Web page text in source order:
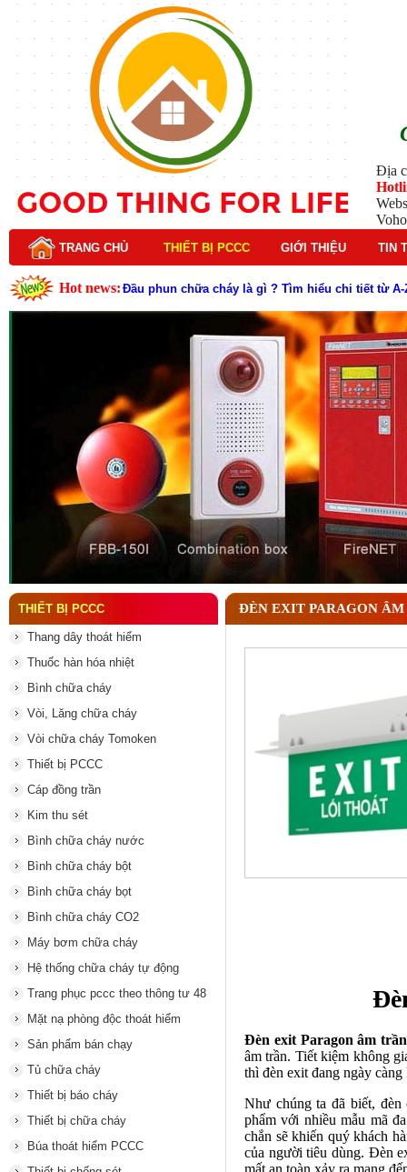
Địa
TRANG CHỦ THIẾT BỊ PCCC GIỚI THIỆU TIN
Hot news: Lý do nên chọn hệ thống báo cháy Hochiki cho
Cấu tạo và nguyên lý hoạt động của báo cháy
Tìm hiểu chi tiết về hệ thống báo cháy Horing
Các loại thang dây thoát hiểm phổ biến trên thị
Thang dây thoát hiểm có tác dụng gì trong tình
Cấu tạo đầu phun chữa cháy trong hệ thống
Kim thu sét là gì? Cấu tạo, nguyên lý hoạt động
Đầu phun chữa cháy là gì và nguyên lý hoạt động
Đầu phun chữa cháy là gì ? Tìm hiểu chi tiết từ A-
THIẾT BỊ PCCC
Thang dây thoát hiểm
Thuốc hàn hóa nhiệt
Bình chữa cháy
Vòi, Lăng chữa cháy
Vòi chữa cháy Tomoken
Thiết bị PCCC
Cáp đồng trần
Kim thu sét
Bình chữa cháy nước
Bình chữa cháy bột
Bình chữa cháy bọt
Bình chữa cháy CO2
Máy bơm chữa cháy
Hệ thống chữa cháy tự động
Trang phục pccc theo thông tư 48
Mặt nạ phòng độc thoát hiểm
Sản phẩm bán chạy
Tủ chữa cháy
Thiết bị báo cháy
Thiết bị chữa cháy
Búa thoát hiểm PCCC
ĐÈN EXIT PARAGON
Đèn exit Paragon âm
âm trần. Tiết kiệm không
thì đèn exit đang ngày
Như chúng ta đã biết, đèn
phẩm với nhiều mẫu mã
chắn sẽ khiến quý khách
của người tiêu dùng. Đèn
mất an toàn xảy ra mang